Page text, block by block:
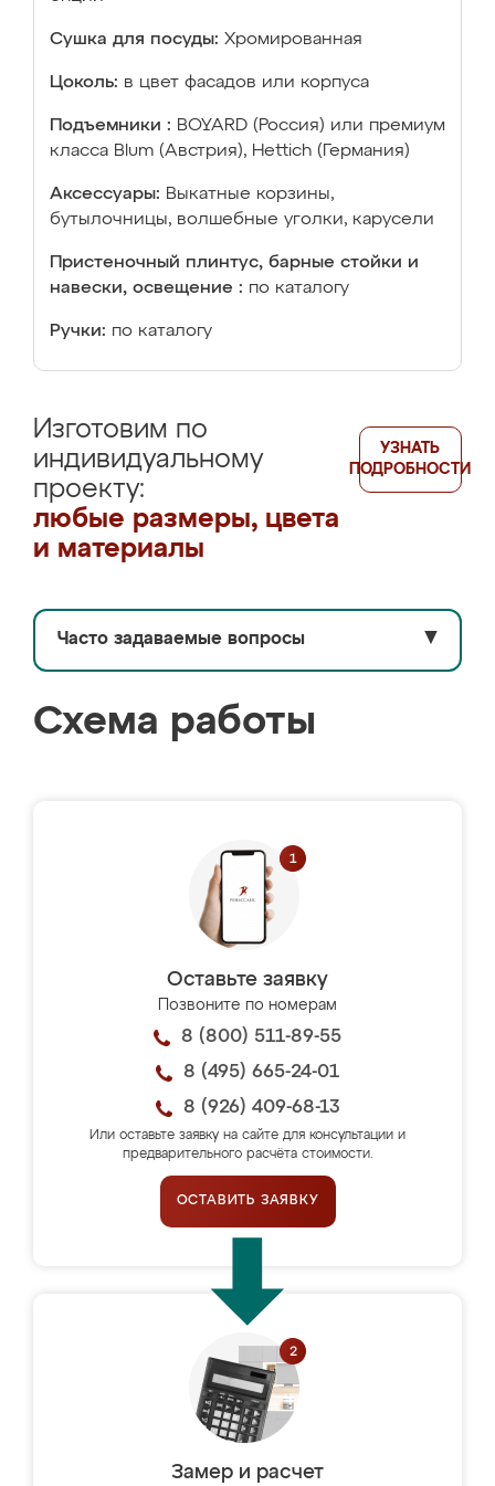
Сушка для посуды: Хромированная
Цоколь: в цвет фасадов или корпуса
Подъемники : BOYARD (Россия) или премиум
класса Blum (Австрия), Hettich (Германия)
Аксессуары: Выкатные корзины,
бутылочницы, волшебные уголки, карусели
Пристеночный плинтус, барные стойки и
навески, освещение : по каталогу
Ручки: по каталогу
Изготовим по
индивидуальному
проекту:
любые размеры, цвета
и материалы
УЗНАТЬ
ПОДРОБНОСТИ
Часто задаваемые вопросы ▼
Схема работы
Оставьте заявку
Позвоните по номерам
8 (800) 511-89-55
8 (495) 665-24-01
8 (926) 409-68-13
Или оставьте заявку на сайте для консультации и
предварительного расчёта стоимости.
ОСТАВИТЬ ЗАЯВКУ
Замер и расчет